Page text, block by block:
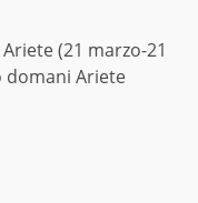
(21 marzo-21
domani Ariete